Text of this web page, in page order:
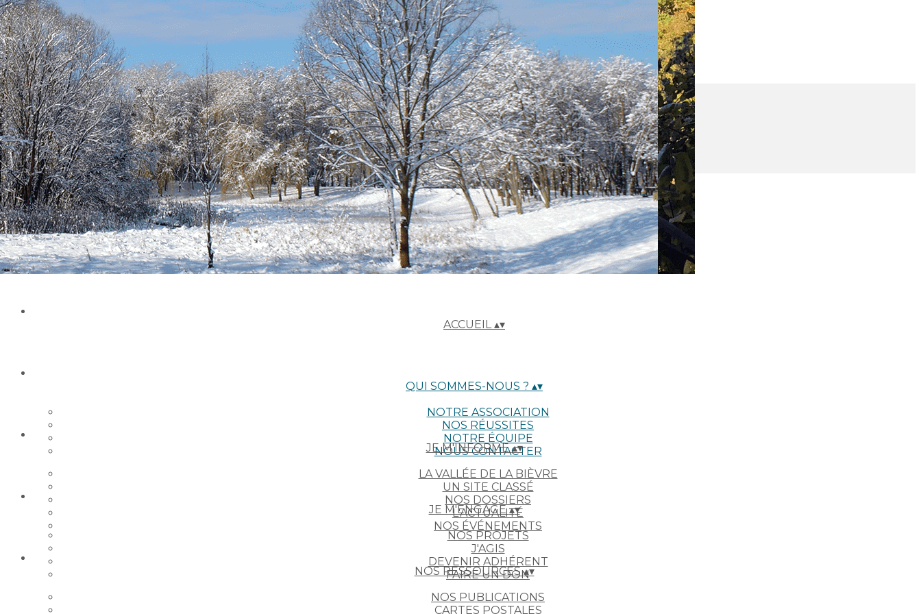
Exporter les lignes sélectionnées
Exporter toutes les colonnes
Exporter uniquement les colonnes affichées
Menu
<
>
Notre association
Nos réussites
Notre équipe
Nous contacter
Ajoutez un logo, un bouton, des réseaux sociaux
Cliquez pour éditer
ACCUEIL▴▾
QUI SOMMES-NOUS ? ▴▾
NOTRE ASSOCIATION
NOS RÉUSSITES
NOTRE ÉQUIPE
NOUS CONTACTER
JE M'INFORME▴▾
LA VALLÉE DE LA BIÈVRE
UN SITE CLASSÉ
NOS DOSSIERS
L'ACTUALITÉ
NOS ÉVÉNEMENTS
JE M'ENGAGE▴▾
NOS PROJETS
J'AGIS
DEVENIR ADHÉRENT
FAIRE UN DON
NOS RESSOURCES▴▾
NOS PUBLICATIONS
CARTES POSTALES